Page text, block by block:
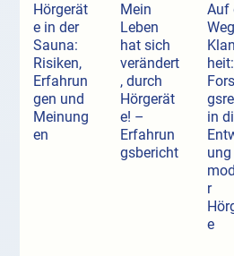
Hörgerät
e in der
Sauna:
Risiken,
Erfahrun
gen und
Meinung
en
Mein
Leben
hat sich
verändert
, durch
Hörgerät
e! –
Erfahrun
gsbericht
Auf
in
ung
r
e